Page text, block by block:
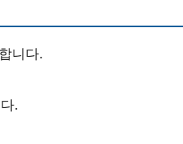
니다.
.